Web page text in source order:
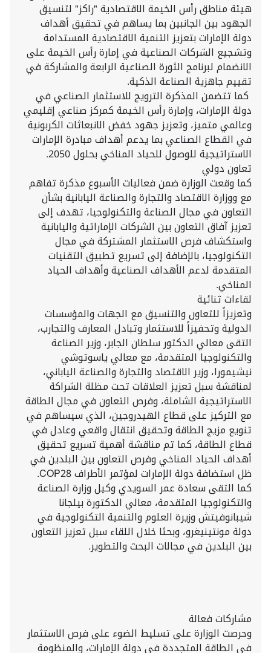
هيئة مناطق رأس الخيمة الاقتصادية "راكز" لتنسيق
الجهود بين الجانبين بما يساهم في تحقيق أهداف
دولة الإمارات بتعزيز التنمية الاقتصادية المستدامة
وتشجيع الشركات الصناعية في إمارة رأس الخيمة على
الانضمام لبرنامج الثورة الصناعية الرابعة والمشاركة في
تقييم جاهزية الصناعة الذكية.
كما تتضمن المذكرة الترويج للاستثمار الصناعي في
دولة الإمارات، وإمارة رأس الخيمة كمركز صناعي إقليمي
وعالمي متميز، وتعزيز جهود خفض الانبعاثات الكربونية
في القطاع الصناعي بما يدعم أهداف مبادرة الإمارات
الاستراتيجية للوصول للحياد المناخي بحلول 2050.
تعاون دولي
كما وقعت الوزارة ضمن فعاليات الأسبوع مذكرة تفاهم
مع ووزارة الاقتصاد والتجارة والصناعة اليابانية بشأن
التعاون في مجال الصناعة والتكنولوجيا، تهدف إلى
تعزيز آفاق التعاون بين الشركات الإماراتية واليابانية
واستكشاف فرص الاستثمار المشتركة في مجال
التكنولوجيا، بالإضافة إلى تسريع تطبيق التقنيات
المتقدمة لدعم الأهداف الصناعية وأهداف الحياد
المناخي.
لقاءات ثنائية
وتعزيزاً للتعاون والتنسيق مع الجهات والمؤسسات
الدولية وتحفيزاً للاستثمار وتبادل المعارف والتجارب،
التقى معالي الدكتور سلطان الجابر، وزير الصناعة
والتكنولوجيا المتقدمة، مع معالي ياسوتوشي
نيشيمورا، وزير الاقتصاد والتجارة والصناعة الياباني،
لمناقشة سبل تعزيز العلاقات تحت مظلة الشراكة
الاستراتيجية الشاملة، وفرص التعاون في مجال الطاقة
مع التركيز على قطاع الهيدروجين، الذي سيساهم في
تنويع مزيج الطاقة وتحقيق انتقال واقعي وعادل في
قطاع الطاقة، كما تم مناقشة أهمية تسريع تحقيق
أهداف الحياد المناخي وفرص التعاون بين البلدين في
ظل استضافة دولة الإمارات لمؤتمر الأطراف COP28.
كما التقى سعادة عمر السويدي وكيل وزارة الصناعة
والتكنولوجيا المتقدمة، معالي الدكتورة بيلجانا
شيبانوفيتش وزيرة العلوم والتنمية التكنولوجية في
دولة مونتينيغرو، وبحثا خلال اللقاء سبل تعزيز التعاون
بين البلدين في مجالات البحث والتطوير.
مشاركات فعالة
وحرصت الوزارة على تسليط الضوء على فرص الاستثمار
في الطاقة المتجددة في دولة الإمارات، والمنظومة